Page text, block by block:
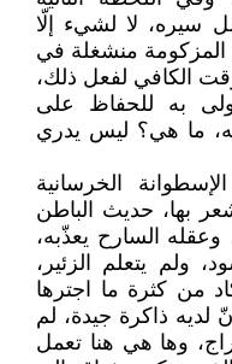
سيره، لا لشيء إلّا
المزكومة منشغلة في
الكافي لفعل ذلك،
به للحفاظ على
ما هي؟ ليس يدري
الخرسانية
بها، حديث الباطن
السارح يعذّبه،
ولم يتعلم الزئير،
من كثرة ما اجترها
ذاكرة جيدة، لم
وها هي هنا تعمل